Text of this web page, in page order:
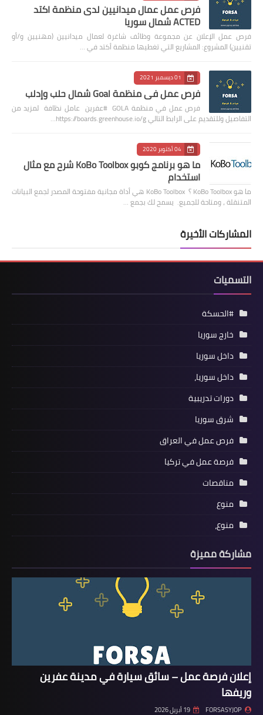
فرص عمل عمال ميدانيين لدى منظمة اكتد
ACTED شمال سوريا
فرص عمل الإعلان عن مجموعة وظائف شاغرة لعمال ميدانيين (مهنيين و/أو
تقنيين) المشروع: المشاريع التي تغطيها منظمة أكتد في …
01 ديسمبر 2021
فرص عمل في منظمة Goal شمال حلب وإدلب
فرص عمل في منظمة GOLA #عفرين عامل نظافة لمزيد من
التفاصيل وللتقديم على الرابط التالي https://boards.greenhouse.io/g…
04 أكتوبر 2020
ما هو برنامج كوبو KoBo Toolbox شرح مع مثال
استخدام
ما هو KoBo Toolbox ؟ KoBo Toolbox هي أداة مجانية مفتوحة المصدر لجمع البيانات
المتنقلة ، ومتاحة للجميع. يسمح لك بجمع …
المشاركات الأخيرة
التسميات
#الحسكة
خارج سوريا
داخل سوريا
داخل سوريا،
دورات تدريبية
شرق سوريا
فرص عمل في العراق
فرصة عمل في تركيا
مناقصات
منوع
منوع،
مشاركة مميزة
إعلان فرصة عمل – سائق سيارة في مدينة عفرين
وريفها
FORSASYJOP 19 أبريل 2026